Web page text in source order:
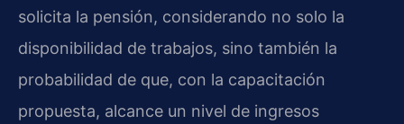
solicita la pensión, considerando no solo la
disponibilidad de trabajos, sino también la
probabilidad de que, con la capacitación
propuesta, alcance un nivel de ingresos